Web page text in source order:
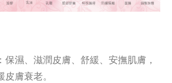
保濕、滋潤皮膚、舒緩、安撫肌膚，
膚衰老。